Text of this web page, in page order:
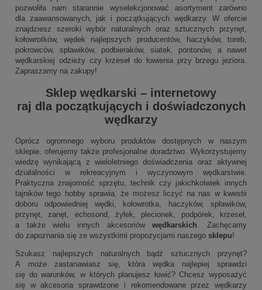
pozwoliła nam starannie wyselekcjonować asortyment zarówno
dla zaawansowanych, jak i początkujących wędkarzy. W ofercie
znajdziesz szeroki wybór naturalnych oraz sztucznych przynęt,
kołowrotków, wędek najlepszych producentów, haczyków, toreb,
pokrowców, spławików, podbieraków, siatek, pontonów, a nawet
wędkarskiej odzieży czy krzeseł do łowienia przy brzegu jeziora.
Zapraszamy na zakupy!
Sklep wędkarski – internetowy
raj dla początkujących i doświadczonych
wędkarzy
Oprócz ogromnego wyboru produktów dostępnych w naszym
sklepie, oferujemy także profesjonalne doradztwo. Wykorzystujemy
wiedzę wynikającą z wieloletniego doświadczenia oraz aktywnej
działalności w rekreacyjnym i wyczynowym wędkarstwie.
Praktyczna znajomość sprzętu, technik czy jakichkolwiek innych
tajników tego hobby sprawia, że możesz liczyć na nas w kwestii
doboru odpowiedniej wędki, kołowrotka, haczyków, spławików,
przynęt, zanęt, echosond, żyłek, plecionek, podpórek, krzeseł,
a także wielu innych akcesoriówwędkarskich . Zachęcamy
do zapoznania się ze wszystkimi propozycjami naszego sklepu!
Szukasz najlepszych naturalnych bądź sztucznych przynęt?
A może zastanawiasz się, która wędka najlepiej sprawdzi
się do warunków, w których planujesz łowić? Chcesz wyposażyć
się w akcesoria sprawdzone i rekomendowane przez wędkarzy